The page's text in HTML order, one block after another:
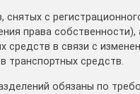
снятых с
права
средств в связи с
транспортных средств.
обязаны по